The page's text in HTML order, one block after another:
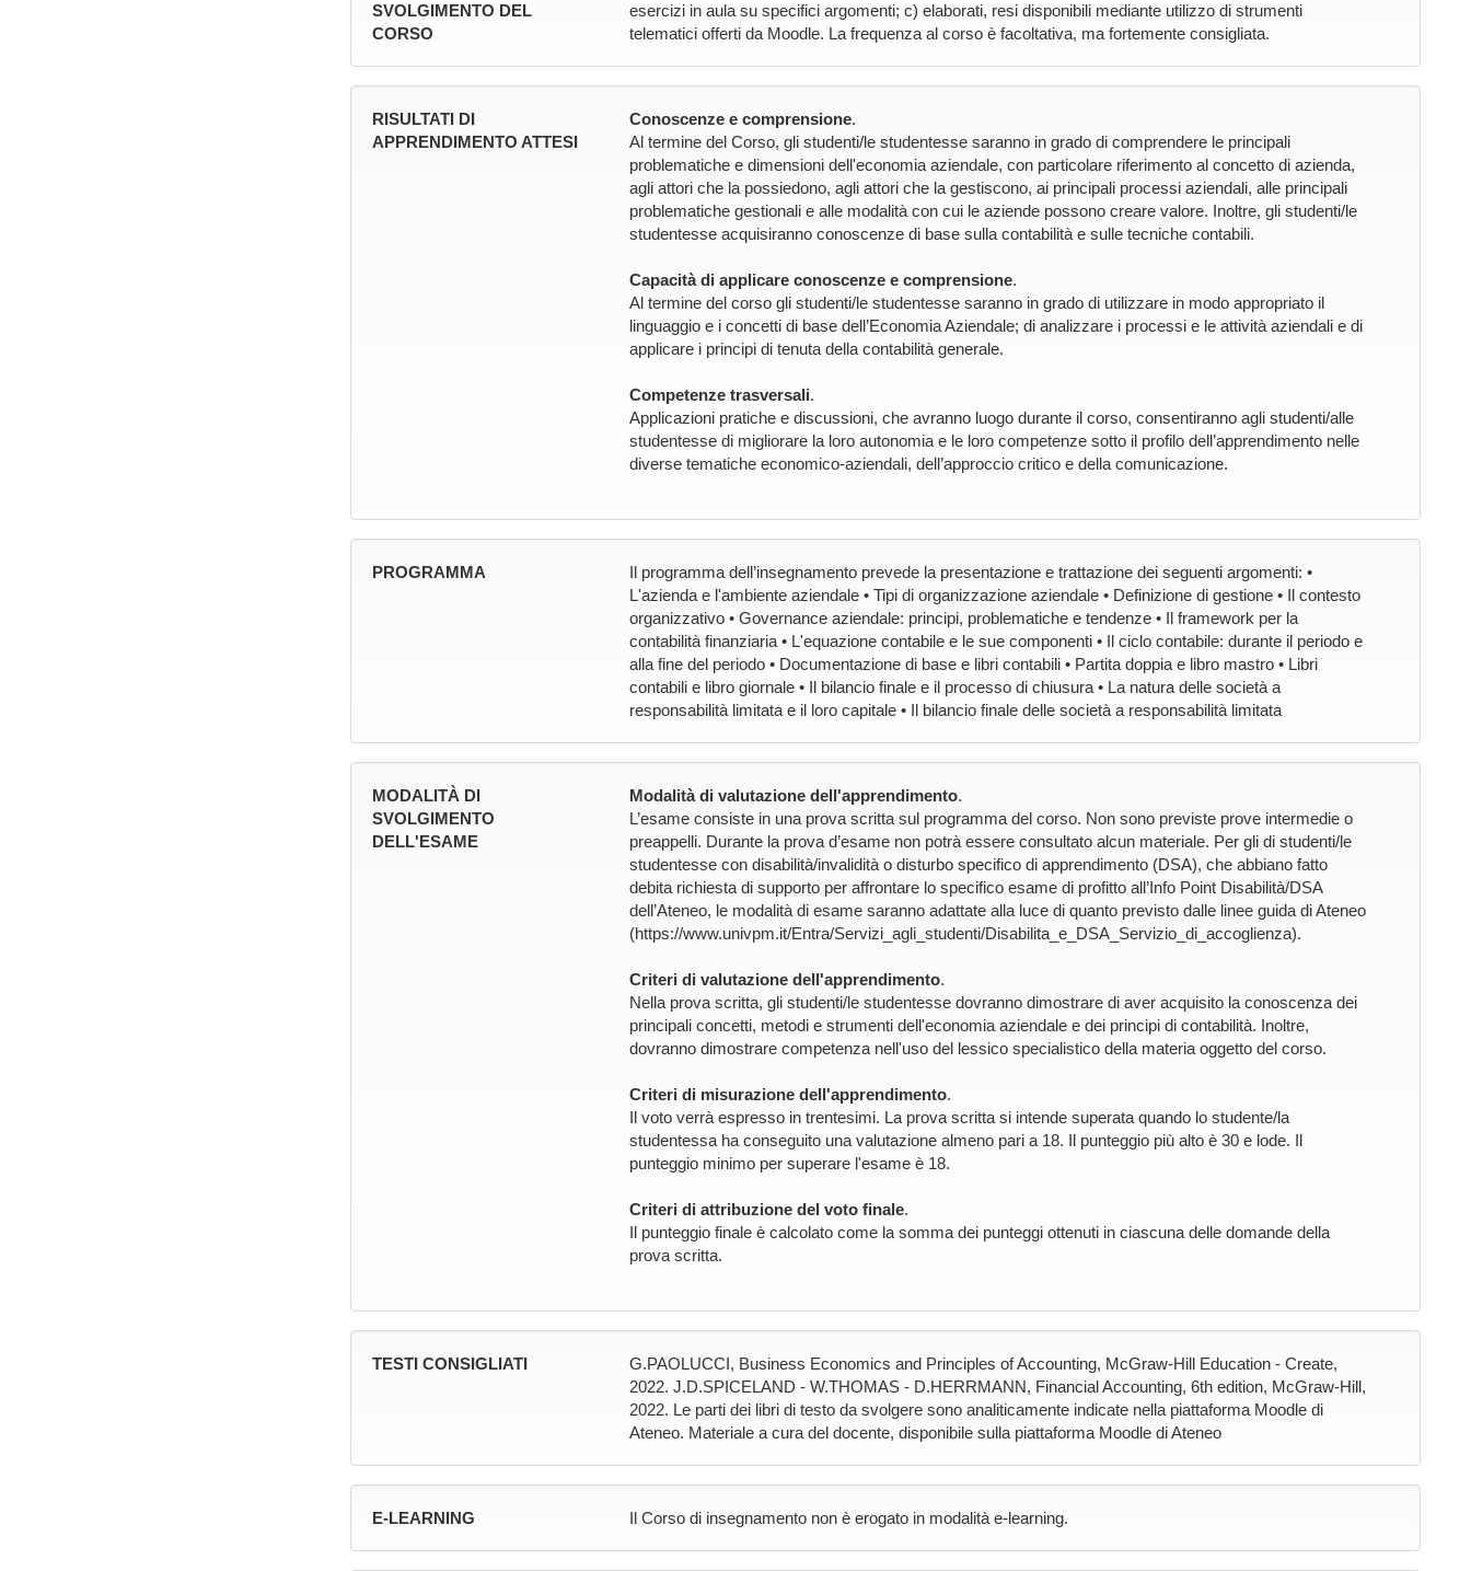
SVOLGIMENTO DEL
CORSO
esercizi in aula su specifici argomenti; c) elaborati, resi disponibili mediante utilizzo di strumenti
telematici offerti da Moodle. La frequenza al corso è facoltativa, ma fortemente consigliata.
RISULTATI DI
APPRENDIMENTO ATTESI
Conoscenze e comprensione.
Al termine del Corso, gli studenti/le studentesse saranno in grado di comprendere le principali
problematiche e dimensioni dell'economia aziendale, con particolare riferimento al concetto di azienda,
agli attori che la possiedono, agli attori che la gestiscono, ai principali processi aziendali, alle principali
problematiche gestionali e alle modalità con cui le aziende possono creare valore. Inoltre, gli studenti/le
studentesse acquisiranno conoscenze di base sulla contabilità e sulle tecniche contabili.
Capacità di applicare conoscenze e comprensione.
Al termine del corso gli studenti/le studentesse saranno in grado di utilizzare in modo appropriato il
linguaggio e i concetti di base dell’Economia Aziendale; di analizzare i processi e le attività aziendali e di
applicare i principi di tenuta della contabilità generale.
Competenze trasversali.
Applicazioni pratiche e discussioni, che avranno luogo durante il corso, consentiranno agli studenti/alle
studentesse di migliorare la loro autonomia e le loro competenze sotto il profilo dell’apprendimento nelle
diverse tematiche economico-aziendali, dell’approccio critico e della comunicazione.
PROGRAMMA
Il programma dell’insegnamento prevede la presentazione e trattazione dei seguenti argomenti: •
L'azienda e l'ambiente aziendale • Tipi di organizzazione aziendale • Definizione di gestione • Il contesto
organizzativo • Governance aziendale: principi, problematiche e tendenze • Il framework per la
contabilità finanziaria • L'equazione contabile e le sue componenti • Il ciclo contabile: durante il periodo e
alla fine del periodo • Documentazione di base e libri contabili • Partita doppia e libro mastro • Libri
contabili e libro giornale • Il bilancio finale e il processo di chiusura • La natura delle società a
responsabilità limitata e il loro capitale • Il bilancio finale delle società a responsabilità limitata
MODALITÀ DI
SVOLGIMENTO
DELL'ESAME
Modalità di valutazione dell'apprendimento.
L’esame consiste in una prova scritta sul programma del corso. Non sono previste prove intermedie o
preappelli. Durante la prova d’esame non potrà essere consultato alcun materiale. Per gli di studenti/le
studentesse con disabilità/invalidità o disturbo specifico di apprendimento (DSA), che abbiano fatto
debita richiesta di supporto per affrontare lo specifico esame di profitto all’Info Point Disabilità/DSA
dell’Ateneo, le modalità di esame saranno adattate alla luce di quanto previsto dalle linee guida di Ateneo
(https://www.univpm.it/Entra/Servizi_agli_studenti/Disabilita_e_DSA_Servizio_di_accoglienza).
Criteri di valutazione dell'apprendimento.
Nella prova scritta, gli studenti/le studentesse dovranno dimostrare di aver acquisito la conoscenza dei
principali concetti, metodi e strumenti dell'economia aziendale e dei principi di contabilità. Inoltre,
dovranno dimostrare competenza nell'uso del lessico specialistico della materia oggetto del corso.
Criteri di misurazione dell'apprendimento.
Il voto verrà espresso in trentesimi. La prova scritta si intende superata quando lo studente/la
studentessa ha conseguito una valutazione almeno pari a 18. Il punteggio più alto è 30 e lode. Il
punteggio minimo per superare l'esame è 18.
Criteri di attribuzione del voto finale.
Il punteggio finale è calcolato come la somma dei punteggi ottenuti in ciascuna delle domande della
prova scritta.
TESTI CONSIGLIATI
G.PAOLUCCI, Business Economics and Principles of Accounting, McGraw-Hill Education - Create,
2022. J.D.SPICELAND - W.THOMAS - D.HERRMANN, Financial Accounting, 6th edition, McGraw-Hill,
2022. Le parti dei libri di testo da svolgere sono analiticamente indicate nella piattaforma Moodle di
Ateneo. Materiale a cura del docente, disponibile sulla piattaforma Moodle di Ateneo
E-LEARNING Il Corso di insegnamento non è erogato in modalità e-learning.